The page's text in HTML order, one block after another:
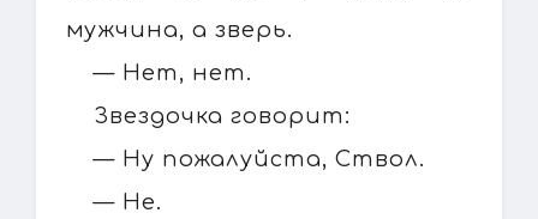
мужчина, а зверь.
— Нет, нет.
Звездочка говорит:
— Ну пожалуйста, Ствол.
— Не.